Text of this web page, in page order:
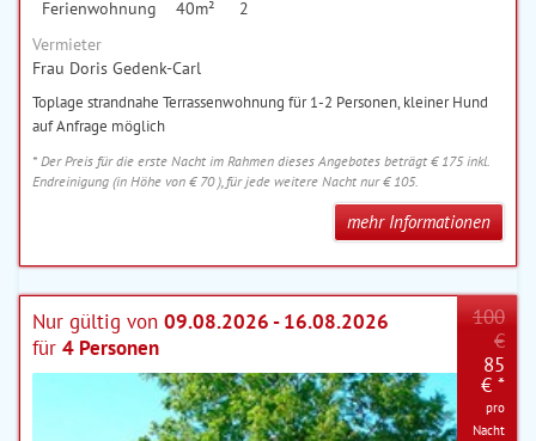
Ferienwohnung
40m²
2
Vermieter
Frau Doris Gedenk-Carl
Toplage strandnahe Terrassenwohnung für 1-2 Personen, kleiner Hund
auf Anfrage möglich
* Der Preis für die erste Nacht im Rahmen dieses Angebotes beträgt € 175 inkl.
Endreinigung (in Höhe von € 70 ), für jede weitere Nacht nur € 105.
mehr Informationen
Nur gültig von 09.08.2026 - 16.08.2026
für 4 Personen
100
€
85
€ *
pro
Nacht